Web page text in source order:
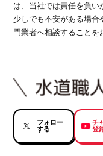
は、当社では責任を負い
少しでも不安がある場
門業者へ相談することを
フォロー
する
チ
登